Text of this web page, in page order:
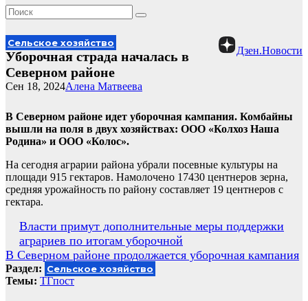
Дзен.Новости
Сельское хозяйство
Уборочная страда началась в
Северном районе
Алена Матвеева
Сен 18, 2024
В Северном районе идет уборочная кампания. Комбайны
вышли на поля в двух хозяйствах: ООО «Колхоз Наша
Родина» и ООО «Колос».
На сегодня аграрии района убрали посевные культуры на
площади 915 гектаров. Намолочено 17430 центнеров зерна,
средняя урожайность по району составляет 19 центнеров с
гектара.
Навигация
по
записям
Власти примут дополнительные меры поддержки
аграриев по итогам уборочной
В Северном районе продолжается уборочная кампания
Раздел: Сельское хозяйство
Темы: ТГпост